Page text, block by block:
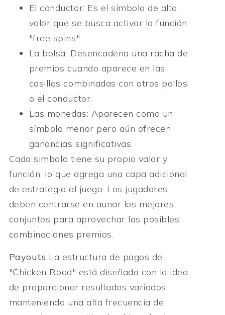
El conductor: Es el símbolo de alta
valor que se busca activar la función
"free spins".
La bolsa: Desencadena una racha de
premios cuando aparece en las
casillas combinadas con otros pollos
o el conductor.
Las monedas: Aparecen como un
símbolo menor pero aún ofrecen
ganancias significativas.
Cada simbolo tiene su propio valor y
función, lo que agrega una capa adicional
de estrategia al juego. Los jugadores
deben centrarse en aunar los mejores
conjuntos para aprovechar las posibles
combinaciones premios.
Payouts La estructura de pagos de
"Chicken Road" está diseñada con la idea
de proporcionar resultados variados,
manteniendo una alta frecuencia de